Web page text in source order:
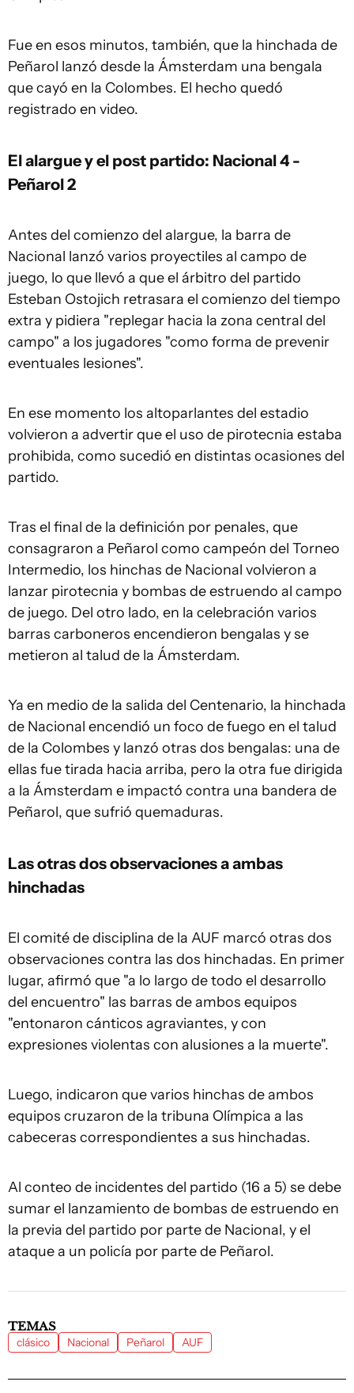
Fue en esos minutos, también, que la hinchada de
Peñarol lanzó desde la Ámsterdam una bengala
que cayó en la Colombes. El hecho quedó
registrado en video.
El alargue y el post partido: Nacional 4 -
Peñarol 2
Antes del comienzo del alargue, la barra de
Nacional lanzó varios proyectiles al campo de
juego, lo que llevó a que el árbitro del partido
Esteban Ostojich retrasara el comienzo del tiempo
extra y pidiera "replegar hacia la zona central del
campo" a los jugadores "como forma de prevenir
eventuales lesiones".
En ese momento los altoparlantes del estadio
volvieron a advertir que el uso de pirotecnia estaba
prohibida, como sucedió en distintas ocasiones del
partido.
Tras el final de la definición por penales, que
consagraron a Peñarol como campeón del Torneo
Intermedio, los hinchas de Nacional volvieron a
lanzar pirotecnia y bombas de estruendo al campo
de juego. Del otro lado, en la celebración varios
barras carboneros encendieron bengalas y se
metieron al talud de la Ámsterdam.
Ya en medio de la salida del Centenario, la hinchada
de Nacional encendió un foco de fuego en el talud
de la Colombes y lanzó otras dos bengalas: una de
ellas fue tirada hacia arriba, pero la otra fue dirigida
a la Ámsterdam e impactó contra una bandera de
Peñarol, que sufrió quemaduras.
Las otras dos observaciones a ambas
hinchadas
El comité de disciplina de la AUF marcó otras dos
observaciones contra las dos hinchadas. En primer
lugar, afirmó que "a lo largo de todo el desarrollo
del encuentro" las barras de ambos equipos
"entonaron cánticos agraviantes, y con
expresiones violentas con alusiones a la muerte".
Luego, indicaron que varios hinchas de ambos
equipos cruzaron de la tribuna Olímpica a las
cabeceras correspondientes a sus hinchadas.
Al conteo de incidentes del partido (16 a 5) se debe
sumar el lanzamiento de bombas de estruendo en
la previa del partido por parte de Nacional, y el
ataque a un policía por parte de Peñarol.
TEMAS
clásico Nacional Peñarol AUF